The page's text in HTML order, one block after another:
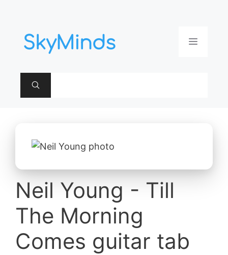
contenu
Menu
Neil Young - Till
The Morning
Comes guitar tab